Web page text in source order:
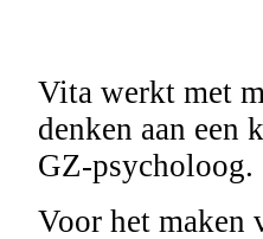
Vita werkt met
denken aan een
GZ-psycholoog.
Voor het maken